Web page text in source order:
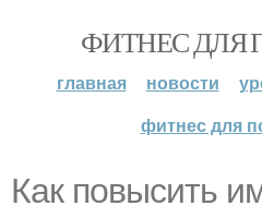
ФИТНЕС ДЛЯ
главная новости
фитнес для
Как повысить